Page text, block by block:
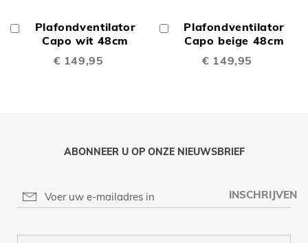
Plafondventilator
Capo wit 48cm
€ 149,95
Winkelwagen
Plafondventilator
Capo beige 48cm
€ 149,95
Winkelwagen
ABONNEER U OP ONZE NIEUWSBRIEF
INSCHRIJVEN